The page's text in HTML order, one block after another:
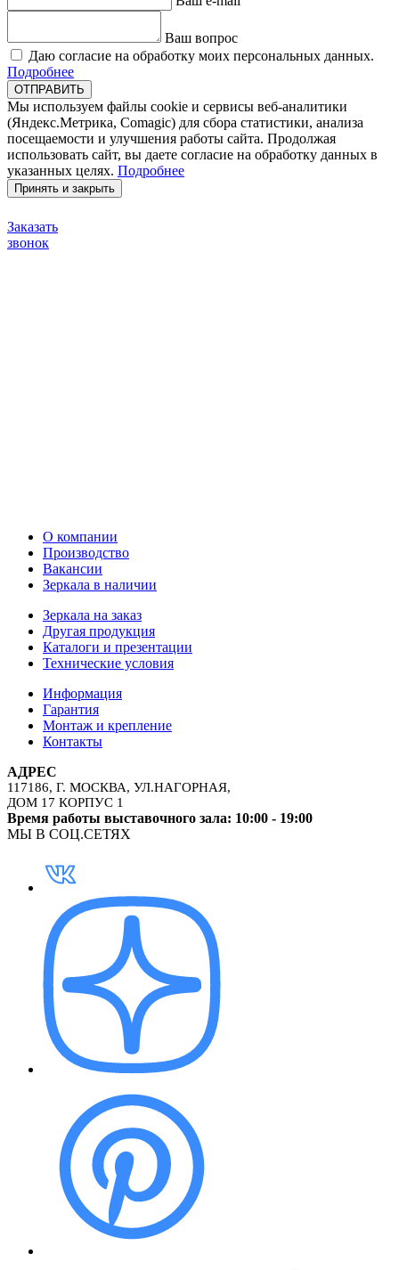
Ваш вопрос
Даю согласие на обработку моих персональных данных.
Подробнее
ОТПРАВИТЬ
Мы используем файлы cookie и сервисы веб-аналитики
(Яндекс.Метрика, Comagic) для сбора статистики, анализа
посещаемости и улучшения работы сайта. Продолжая
использовать сайт, вы даете согласие на обработку данных в
указанных целях. Подробнее
Принять и закрыть
Заказать
звонок
О компании
Производство
Вакансии
Зеркала в наличии
Зеркала на заказ
Другая продукция
Каталоги и презентации
Технические условия
Информация
Гарантия
Монтаж и крепление
Контакты
АДРЕС
117186, Г. МОСКВА, УЛ.НАГОРНАЯ,
ДОМ 17 КОРПУС 1
Время работы выставочного зала: 10:00 - 19:00
МЫ В СОЦ.СЕТЯХ